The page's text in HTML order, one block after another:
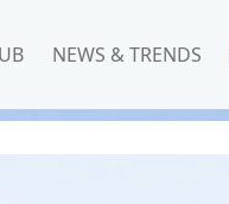
NEWS & TRENDS